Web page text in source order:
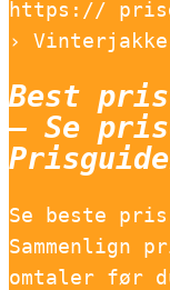
https://
› Vinterjakke
Best
– Se
Se beste
Sammenlign
omtaler før